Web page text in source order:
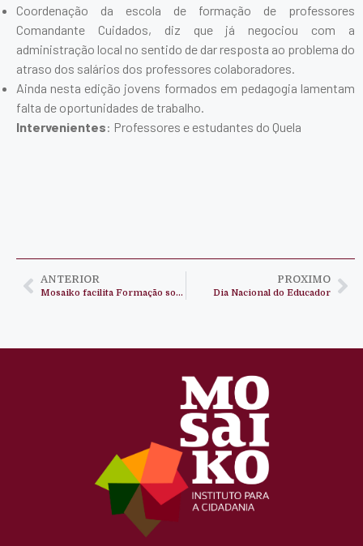
Coordenação da escola de formação de professores
Comandante Cuidados, diz que já negociou com a
administração local no sentido de dar resposta ao problema do
atraso dos salários dos professores colaboradores.
Ainda nesta edição jovens formados em pedagogia lamentam
falta de oportunidades de trabalho.
Intervenientes: Professores e estudantes do Quela
ANTERIOR
Mosaiko facilita Formação sobre o Direito à Educação no Cuanza Norte
PROXIMO
Dia Nacional do Educador